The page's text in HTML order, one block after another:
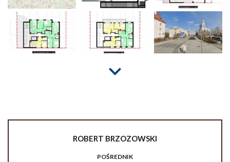
ROBERT BRZOZOWSKI
POŚREDNIK